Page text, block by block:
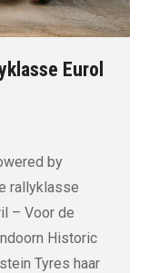
Eurol
by
rallyklasse
– Voor de
Historic
Tyres haar